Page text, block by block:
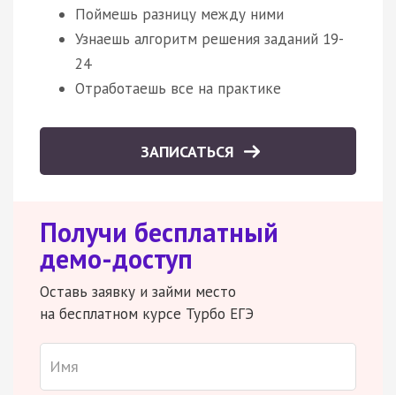
Поймешь разницу между ними
Узнаешь алгоритм решения заданий 19-
24
Отработаешь все на практике
ЗАПИСАТЬСЯ
Получи бесплатный
демо-доступ
Оставь заявку и займи место
на бесплатном курсе Турбо ЕГЭ